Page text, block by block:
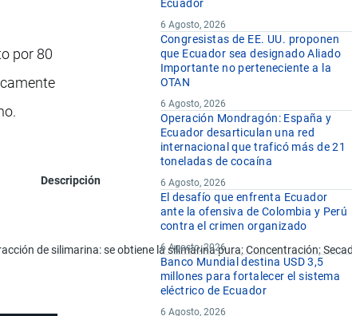
por 80
Descripción
de silimarina: se obtiene la silimarina pura; Concentración;
Ecuador
6 Agosto, 2026
Congresistas de EE. UU. proponen
que Ecuador sea designado Aliado
Importante no perteneciente a la
OTAN
6 Agosto, 2026
Operación Mondragón: España y
Ecuador desarticulan una red
internacional que traficó más de 21
toneladas de cocaína
6 Agosto, 2026
El desafío que enfrenta Ecuador
ante la ofensiva de Colombia y Perú
contra el crimen organizado
6 Agosto, 2026
Banco Mundial destina USD 3,5
millones para fortalecer el sistema
eléctrico de Ecuador
6 Agosto, 2026